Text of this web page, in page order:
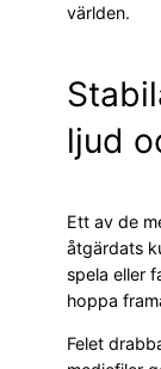
världen.
ljud
Ett av de
åtgärdats
spela eller
hoppa
Felet